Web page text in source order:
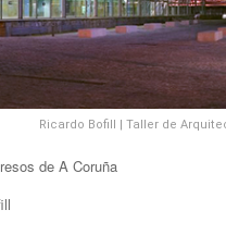
Ricardo Bofill | Taller de
de A Coruña